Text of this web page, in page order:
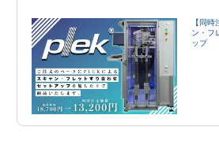
【同
ン・フ
ップ